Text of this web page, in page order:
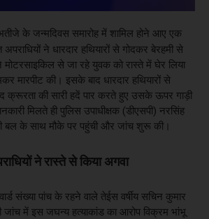
के जन्मदिवस समारोह में शामिल होने आए एक
ने धारदार हथियारों से गोदकर बेरहमी से
मोटरसाइकिल से जा रहे युवक को रास्ते में घेर लिया
की। इसके बाद धारदार हथियारों से
क्रूरता की सारी हदें पार करते हुए उसके ऊपर गाड़ी
मिलते ही पुलिस उपाधीक्षक (डीएसपी) नरसिंह
बल के साथ मौके पर पहुंची और जांच शुरू की।
ने रास्ते से किया अगवा
संख्या पांच के रहने वाले तेईस वर्षीय सचिन कुमार
में इस जघन्य हत्याकांड का आरोप विक्रम भांभू